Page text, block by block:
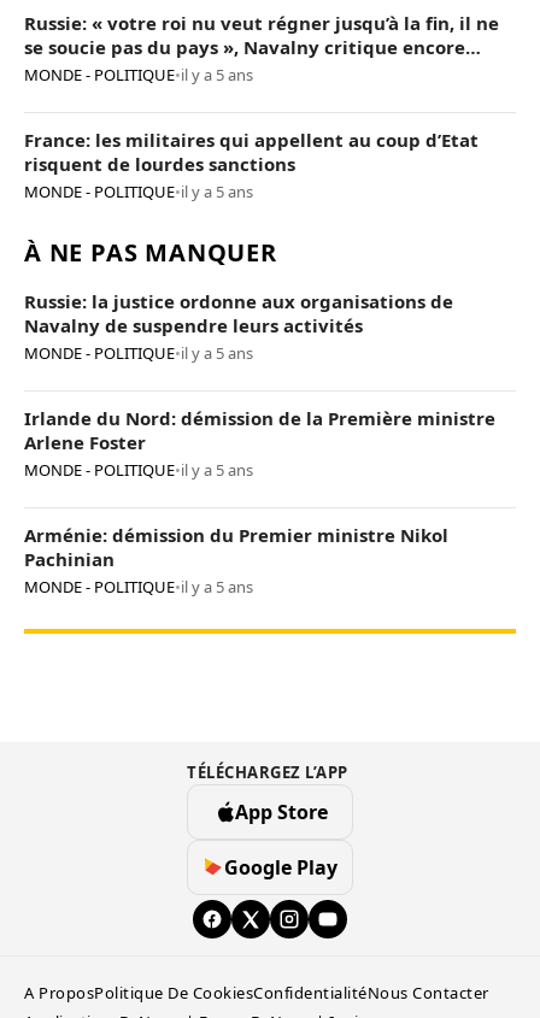
Russie: « votre roi nu veut régner jusqu’à la fin, il ne
se soucie pas du pays », Navalny critique encore
Poutine
MONDE - POLITIQUE•il y a 5 ans
France: les militaires qui appellent au coup d’Etat
risquent de lourdes sanctions
MONDE - POLITIQUE•il y a 5 ans
À NE PAS MANQUER
Russie: la justice ordonne aux organisations de
Navalny de suspendre leurs activités
MONDE - POLITIQUE•il y a 5 ans
Irlande du Nord: démission de la Première ministre
Arlene Foster
MONDE - POLITIQUE•il y a 5 ans
Arménie: démission du Premier ministre Nikol
Pachinian
MONDE - POLITIQUE•il y a 5 ans
TÉLÉCHARGEZ L’APP
App Store
Google Play
A ProposPolitique De CookiesConfidentialitéNous Contacter